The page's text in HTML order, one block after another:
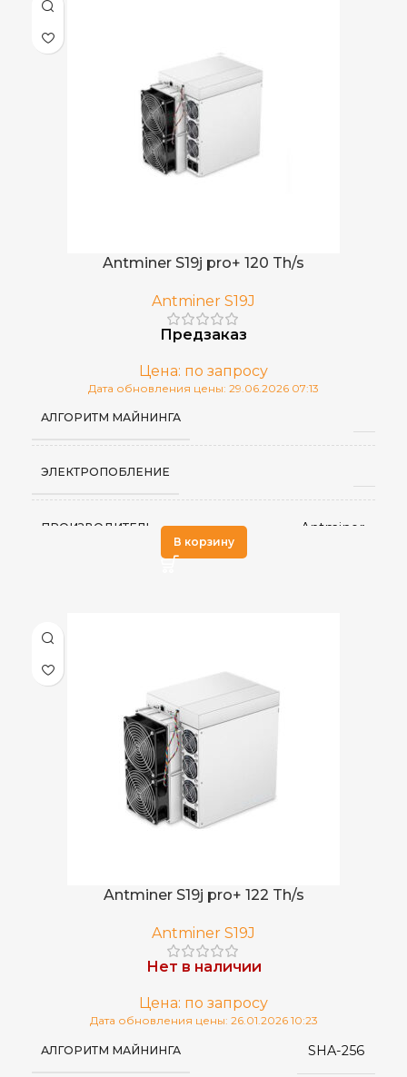
Antminer S19j pro+ 120 Th/s
Antminer S19J
Предзаказ
Цена: по запросу
Дата обновления цены: 29.06.2026 07:13
АЛГОРИТМ МАЙНИНГА
ЭЛЕКТРОПОБЛЕНИЕ
ПРОИЗВОДИТЕЛЬ Antminer
В корзину
Antminer S19j pro+ 122 Th/s
Antminer S19J
Нет в наличии
Цена: по запросу
Дата обновления цены: 26.01.2026 10:23
АЛГОРИТМ МАЙНИНГА SHA-256